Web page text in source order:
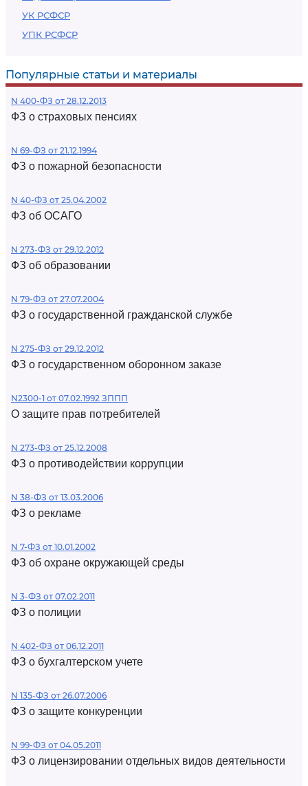
УК РСФСР
УПК РСФСР
Популярные статьи и материалы
N 400-ФЗ от 28.12.2013
ФЗ о страховых пенсиях
N 69-ФЗ от 21.12.1994
ФЗ о пожарной безопасности
N 40-ФЗ от 25.04.2002
ФЗ об ОСАГО
N 273-ФЗ от 29.12.2012
ФЗ об образовании
N 79-ФЗ от 27.07.2004
ФЗ о государственной гражданской службе
N 275-ФЗ от 29.12.2012
ФЗ о государственном оборонном заказе
N2300-1 от 07.02.1992 ЗППП
О защите прав потребителей
N 273-ФЗ от 25.12.2008
ФЗ о противодействии коррупции
N 38-ФЗ от 13.03.2006
ФЗ о рекламе
N 7-ФЗ от 10.01.2002
ФЗ об охране окружающей среды
N 3-ФЗ от 07.02.2011
ФЗ о полиции
N 402-ФЗ от 06.12.2011
ФЗ о бухгалтерском учете
N 135-ФЗ от 26.07.2006
ФЗ о защите конкуренции
N 99-ФЗ от 04.05.2011
ФЗ о лицензировании отдельных видов деятельности